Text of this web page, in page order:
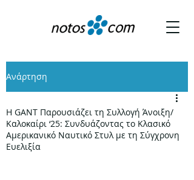
Ανάρτηση
Η GANT Παρουσιάζει τη Συλλογή Άνοιξη/
Καλοκαίρι ‘25: Συνδυάζοντας το Κλασικό
Αμερικανικό Ναυτικό Στυλ με τη Σύγχρονη
Ευελιξία